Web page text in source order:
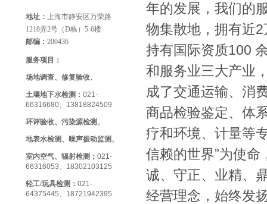
地址： 上海市静安区万荣路
1218弄2号（D栋）5-6楼
邮编： 200436
服务项目：
场地调查、修复验收、
土壤地下水检测： 021-
66316680、13818824509
环评验收、污染源检测、
地表水检测、噪声振动监测、
室内空气、辐射检测； 021-
66316053、18302103125
轻工/玩具检测 ： 021-
64375445、18721942395
年的发展，我们的
物集散地，拥有近
持有国际资质100
和服务业三大产业
成了交通运输、消
商品检验鉴定、体
疗和环境、计量等
信赖的世界”为使命
诚、守正、业精、
经营理念，始终发